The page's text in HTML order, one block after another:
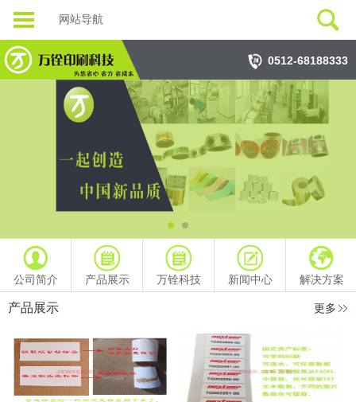
网站导航
0512-68188333
公司简介 产品展示 万铨科技 新闻中心 解决方案
产品展示 更多